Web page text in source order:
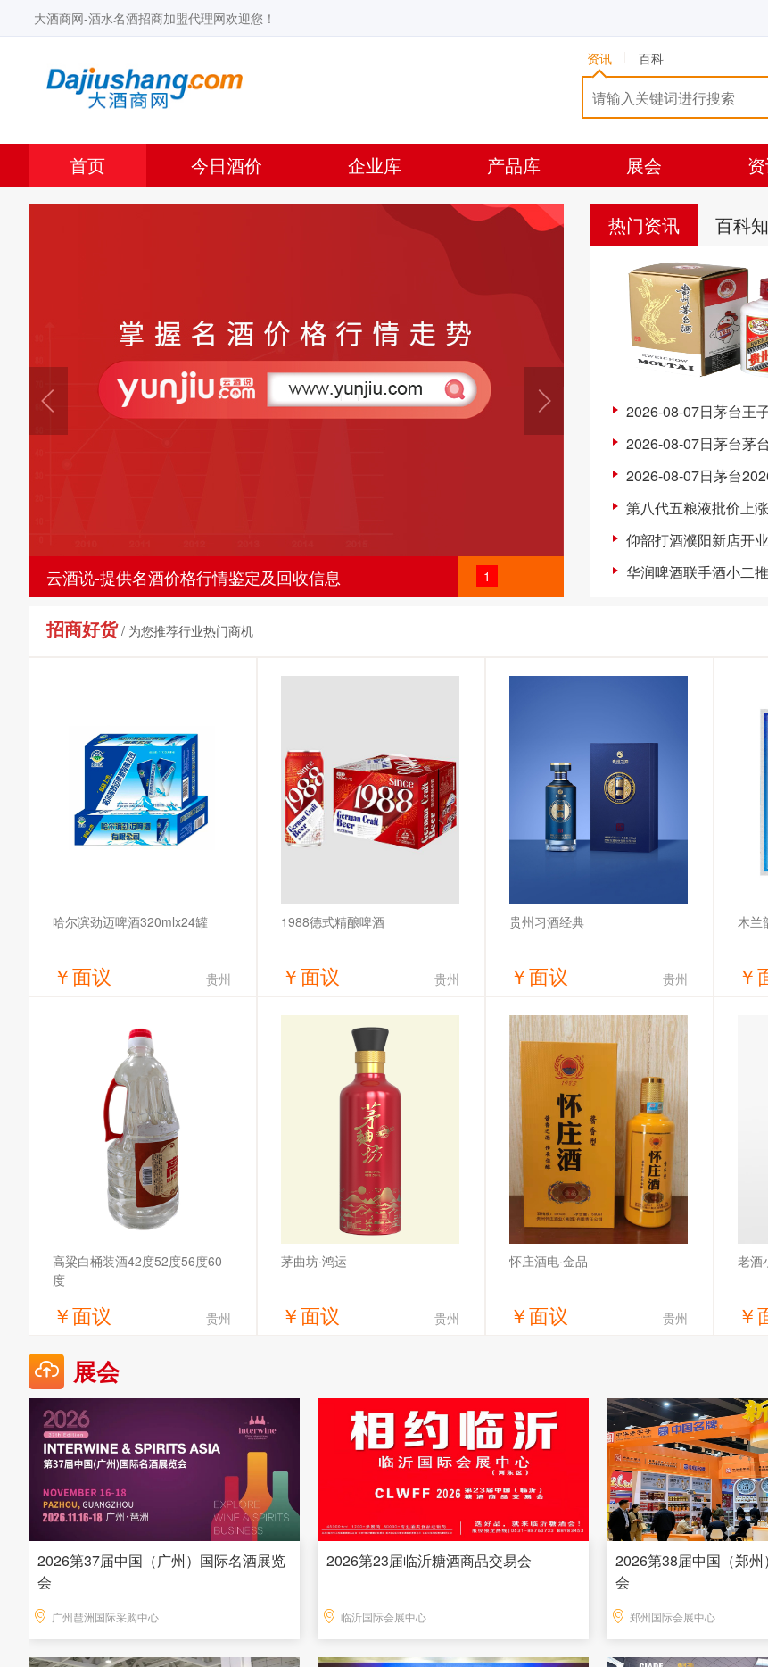
大酒商网-酒水名酒招商加盟代理网欢迎您！
资讯 百科
首页 今日酒价 企业库 产品库 展会
1
云酒说-提供名酒价格行情鉴定及回收信息
热门资讯 百科
2026-08-07日茅台王
2026-08-07日茅台茅
2026-08-07日茅台
第八代五粮液批价上涨
仰韶打酒濮阳新店开业
华润啤酒联手酒小二
招商好货/ 为您推荐行业热门商机
哈尔滨劲迈啤酒320mlx24罐
￥面议 贵州
青岛乐一啤酒有限公司
1988德式精酿啤酒
￥面议 贵州
获取底价
哈尔滨全麦啤酒有限公司
贵州习酒经典
￥面议 贵州
获取底价
湖南酒友荟网络科技有限公司
木兰
￥
高粱白桶装酒42度52度56度60
度
￥面议 贵州
安徽众焱酒业有限公司
茅曲坊·鸿运
￥面议 贵州
怀庄酒电·金品
￥面议 贵州
老酒
￥
展会
2026第37届中国（广州）国际名酒展览
会
广州琶洲国际采购中心
2026第23届临沂糖酒商品交易会
临沂国际会展中心
2026第38届中国（郑
会
郑州国际会展中心